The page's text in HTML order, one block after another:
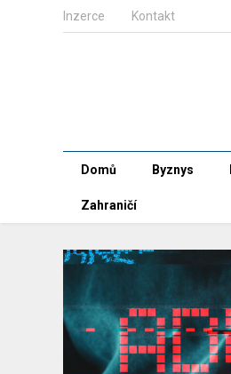
Inzerce Kontakt
Domů Byznys
Zahraničí